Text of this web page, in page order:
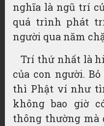
nghĩa là ngũ trí
quá trình phát
người qua năm
Trí thứ nhất là
của con người.
thì Phật ví như
không bao giờ
thông thường mà